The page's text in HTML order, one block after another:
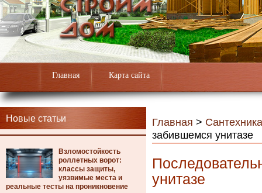
Главная Карта сайта
Новые статьи
Взломостойкость
роллетных ворот:
классы защиты,
уязвимые места и
реальные тесты на проникновение
Главная > Сантехника
забившемся унитазе
унитазе